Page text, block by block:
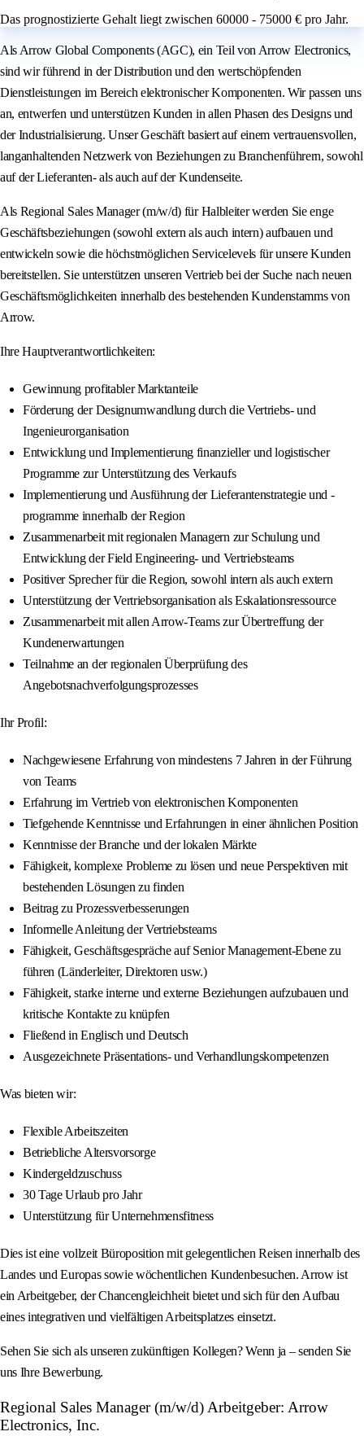
Das prognostizierte Gehalt liegt zwischen 60000 - 75000 € pro Jahr.
Als Arrow Global Components (AGC), ein Teil von Arrow Electronics,
sind wir führend in der Distribution und den wertschöpfenden
Dienstleistungen im Bereich elektronischer Komponenten. Wir passen uns
an, entwerfen und unterstützen Kunden in allen Phasen des Designs und
der Industrialisierung. Unser Geschäft basiert auf einem vertrauensvollen,
langanhaltenden Netzwerk von Beziehungen zu Branchenführern, sowohl
auf der Lieferanten- als auch auf der Kundenseite.
Als Regional Sales Manager (m/w/d) für Halbleiter werden Sie enge
Geschäftsbeziehungen (sowohl extern als auch intern) aufbauen und
entwickeln sowie die höchstmöglichen Servicelevels für unsere Kunden
bereitstellen. Sie unterstützen unseren Vertrieb bei der Suche nach neuen
Geschäftsmöglichkeiten innerhalb des bestehenden Kundenstamms von
Arrow.
Ihre Hauptverantwortlichkeiten:
Gewinnung profitabler Marktanteile
Förderung der Designumwandlung durch die Vertriebs- und
Ingenieurorganisation
Entwicklung und Implementierung finanzieller und logistischer
Programme zur Unterstützung des Verkaufs
Implementierung und Ausführung der Lieferantenstrategie und -
programme innerhalb der Region
Zusammenarbeit mit regionalen Managern zur Schulung und
Entwicklung der Field Engineering- und Vertriebsteams
Positiver Sprecher für die Region, sowohl intern als auch extern
Unterstützung der Vertriebsorganisation als Eskalationsressource
Zusammenarbeit mit allen Arrow-Teams zur Übertreffung der
Kundenerwartungen
Teilnahme an der regionalen Überprüfung des
Angebotsnachverfolgungsprozesses
Ihr Profil:
Nachgewiesene Erfahrung von mindestens 7 Jahren in der Führung
von Teams
Erfahrung im Vertrieb von elektronischen Komponenten
Tiefgehende Kenntnisse und Erfahrungen in einer ähnlichen Position
Kenntnisse der Branche und der lokalen Märkte
Fähigkeit, komplexe Probleme zu lösen und neue Perspektiven mit
bestehenden Lösungen zu finden
Beitrag zu Prozessverbesserungen
Informelle Anleitung der Vertriebsteams
Fähigkeit, Geschäftsgespräche auf Senior Management-Ebene zu
führen (Länderleiter, Direktoren usw.)
Fähigkeit, starke interne und externe Beziehungen aufzubauen und
kritische Kontakte zu knüpfen
Fließend in Englisch und Deutsch
Ausgezeichnete Präsentations- und Verhandlungskompetenzen
Was bieten wir:
Flexible Arbeitszeiten
Betriebliche Altersvorsorge
Kindergeldzuschuss
30 Tage Urlaub pro Jahr
Unterstützung für Unternehmensfitness
Dies ist eine vollzeit Büroposition mit gelegentlichen Reisen innerhalb des
Landes und Europas sowie wöchentlichen Kundenbesuchen. Arrow ist
ein Arbeitgeber, der Chancengleichheit bietet und sich für den Aufbau
eines integrativen und vielfältigen Arbeitsplatzes einsetzt.
Sehen Sie sich als unseren zukünftigen Kollegen? Wenn ja – senden Sie
uns Ihre Bewerbung.
Regional Sales Manager (m/w/d) Arbeitgeber: Arrow
Electronics, Inc.